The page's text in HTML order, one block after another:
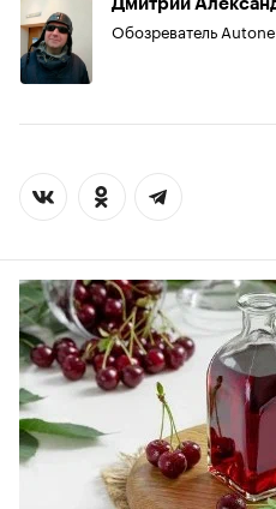
Дмитрий
Обозреватель